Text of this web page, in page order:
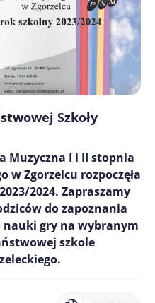
Szkoły
Muzyczna I i II stopnia
w Zgorzelcu rozpoczęła
2024. Zapraszamy
do zapoznania
nauki gry na wybranym
szkole